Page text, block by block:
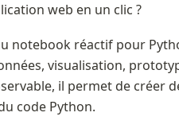
web en un clic ?
notebook réactif pour
visualisation,
il permet de créer
code Python.